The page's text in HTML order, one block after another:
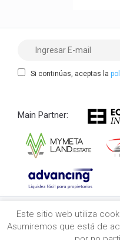
Si continúas, aceptas la
Main Partner:
Copyright 2021/
Este sitio web utiliza
Asumiremos que está de